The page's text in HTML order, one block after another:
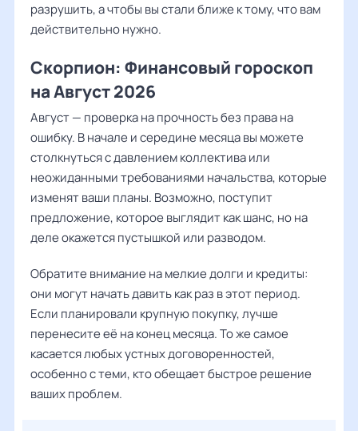
разрушить, а чтобы вы стали ближе к тому, что вам
действительно нужно.
Скорпион: Финансовый гороскоп
на Август 2026
Август — проверка на прочность без права на
ошибку. В начале и середине месяца вы можете
столкнуться с давлением коллектива или
неожиданными требованиями начальства, которые
изменят ваши планы. Возможно, поступит
предложение, которое выглядит как шанс, но на
деле окажется пустышкой или разводом.
Обратите внимание на мелкие долги и кредиты:
они могут начать давить как раз в этот период.
Если планировали крупную покупку, лучше
перенесите её на конец месяца. То же самое
касается любых устных договоренностей,
особенно с теми, кто обещает быстрое решение
ваших проблем.